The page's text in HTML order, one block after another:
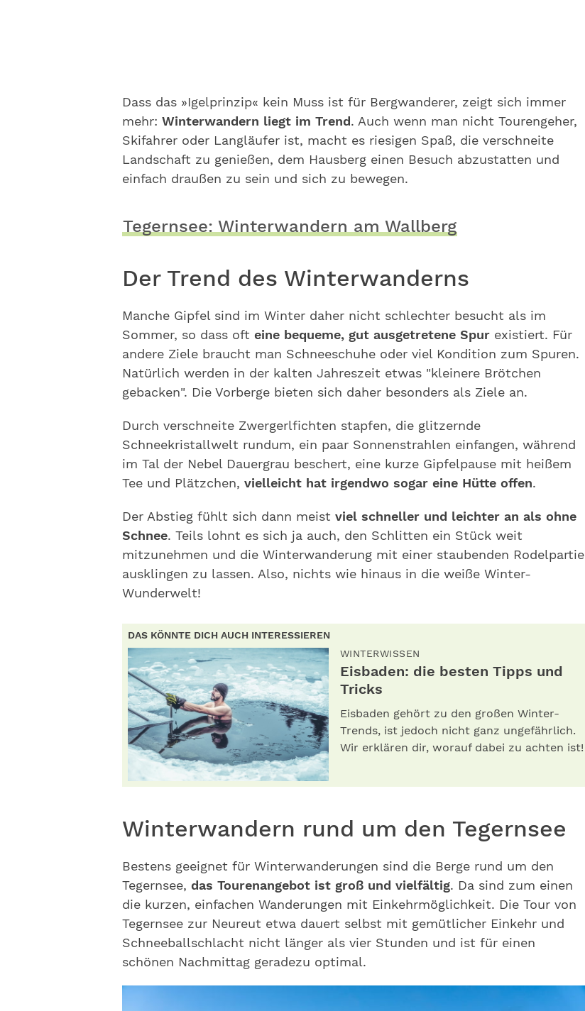
Dass das »Igelprinzip« kein Muss ist für Bergwanderer, zeigt sich immer
mehr: Winterwandern liegt im Trend. Auch wenn man nicht Tourengeher,
Skifahrer oder Langläufer ist, macht es riesigen Spaß, die verschneite
Landschaft zu genießen, dem Hausberg einen Besuch abzustatten und
einfach draußen zu sein und sich zu bewegen.
Tegernsee: Winterwandern am Wallberg
Der Trend des Winterwanderns
Manche Gipfel sind im Winter daher nicht schlechter besucht als im
Sommer, so dass oft eine bequeme, gut ausgetretene Spur existiert. Für
andere Ziele braucht man Schneeschuhe oder viel Kondition zum Spuren.
Natürlich werden in der kalten Jahreszeit etwas "kleinere Brötchen
gebacken". Die Vorberge bieten sich daher besonders als Ziele an.
Durch verschneite Zwergerlfichten stapfen, die glitzernde
Schneekristallwelt rundum, ein paar Sonnenstrahlen einfangen, während
im Tal der Nebel Dauergrau beschert, eine kurze Gipfelpause mit heißem
Tee und Plätzchen, vielleicht hat irgendwo sogar eine Hütte offen.
Der Abstieg fühlt sich dann meist viel schneller und leichter an als ohne
Schnee. Teils lohnt es sich ja auch, den Schlitten ein Stück weit
mitzunehmen und die Winterwanderung mit einer staubenden Rodelpartie
ausklingen zu lassen. Also, nichts wie hinaus in die weiße Winter-
Wunderwelt!
DAS KÖNNTE DICH AUCH INTERESSIEREN
WINTERWISSEN
Eisbaden: die besten Tipps und
Tricks
Eisbaden gehört zu den großen Winter-
Trends, ist jedoch nicht ganz ungefährlich.
Wir erklären dir, worauf dabei zu achten ist!
Winterwandern rund um den Tegernsee
Bestens geeignet für Winterwanderungen sind die Berge rund um den
Tegernsee, das Tourenangebot ist groß und vielfältig. Da sind zum einen
die kurzen, einfachen Wanderungen mit Einkehrmöglichkeit. Die Tour von
Tegernsee zur Neureut etwa dauert selbst mit gemütlicher Einkehr und
Schneeballschlacht nicht länger als vier Stunden und ist für einen
schönen Nachmittag geradezu optimal.